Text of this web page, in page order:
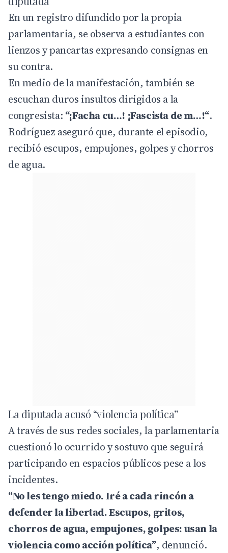
En un registro difundido por la propia
parlamentaria, se observa a estudiantes con
lienzos y pancartas expresando consignas en
su contra.
En medio de la manifestación, también se
escuchan duros insultos dirigidos a la
congresista: “¡Facha cu…! ¡Fascista de m…!“.
Rodríguez aseguró que, durante el episodio,
recibió escupos, empujones, golpes y chorros
de agua.
La diputada acusó “violencia política”
A través de sus redes sociales, la parlamentaria
cuestionó lo ocurrido y sostuvo que seguirá
participando en espacios públicos pese a los
incidentes.
“No les tengo miedo. Iré a cada rincón a
defender la libertad. Escupos, gritos,
chorros de agua, empujones, golpes: usan la
violencia como acción política”, denunció.